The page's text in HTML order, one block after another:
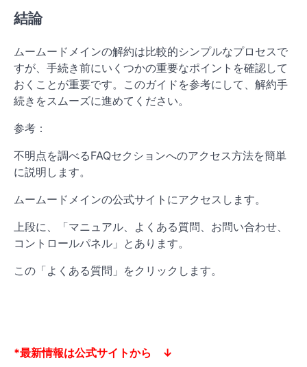
結論
ムームードメインの解約は比較的シンプルなプロセスで
すが、手続き前にいくつかの重要なポイントを確認して
おくことが重要です。このガイドを参考にして、解約手
続きをスムーズに進めてください。
参考：
不明点を調べるFAQセクションへのアクセス方法を簡単
に説明します。
ムームードメインの公式サイトにアクセスします。
上段に、「マニュアル、よくある質問、お問い合わせ、
コントロールパネル」とあります。
この「よくある質問」をクリックします。
*最新情報は公式サイトから ↓